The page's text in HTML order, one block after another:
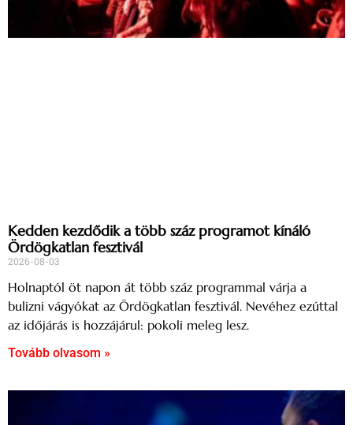
Kedden kezdődik a több száz programot kínáló
Ördögkatlan fesztivál
2026-08-03
Holnaptól öt napon át több száz programmal várja a
bulizni vágyókat az Ördögkatlan fesztivál. Nevéhez ezúttal
az időjárás is hozzájárul: pokoli meleg lesz.
Tovább olvasom »